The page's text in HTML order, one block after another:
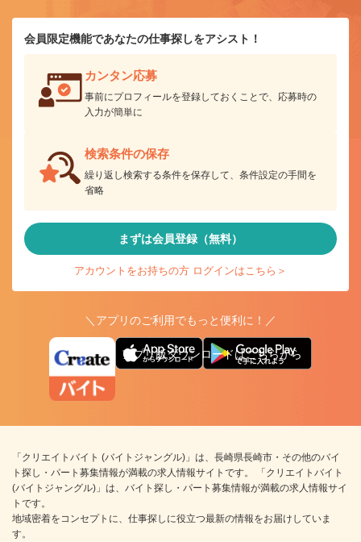
会員限定機能であなたの仕事探しをアシスト！
カンタン応募
事前にプロフィールを登録しておくことで、応募時の
入力が簡単に
検索条件の保存
繰り返し検索する条件を保存して、条件設定の手間を
省略
まずは会員登録（無料）
アカウントをお持ちの方 ログインはこちら＞
＼アプリのご利用でもっと便利に！／
アプリ版ダウンロードはこちらから
「クリエイトバイト (バイトジャングル)」は、長崎県長崎市・その他のバイ
ト探し・パート募集情報が満載の求人情報サイトです。 「クリエイトバイト
(バイトジャングル)」は、バイト探し・パート募集情報が満載の求人情報サイ
トです。
地域密着をコンセプトに、仕事探しに役立つ最新の情報をお届けしていま
す。